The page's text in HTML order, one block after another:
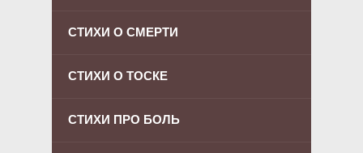
СТИХИ О СМЕРТИ
СТИХИ О ТОСКЕ
СТИХИ ПРО БОЛЬ